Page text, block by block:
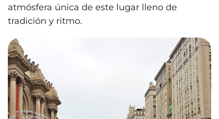
atmósfera única de este lugar lleno de
tradición y ritmo.